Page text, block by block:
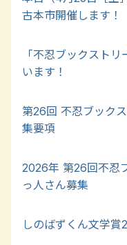
古本市開催します！
「不忍ブックスト
います！
第26回 不忍ブック
集要項
2026年 第26回不忍
っ人さん募集
しのばずくん文学賞